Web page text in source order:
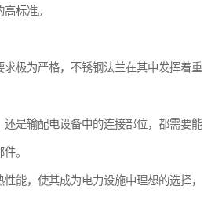
标准。
求极为严格，不锈钢法兰在其中发挥着重
是输配电设备中的连接部位，都需要能
。
能，使其成为电力设施中理想的选择，